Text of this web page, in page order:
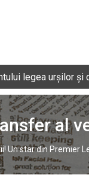
legea urșilor
al
Un star din Premier